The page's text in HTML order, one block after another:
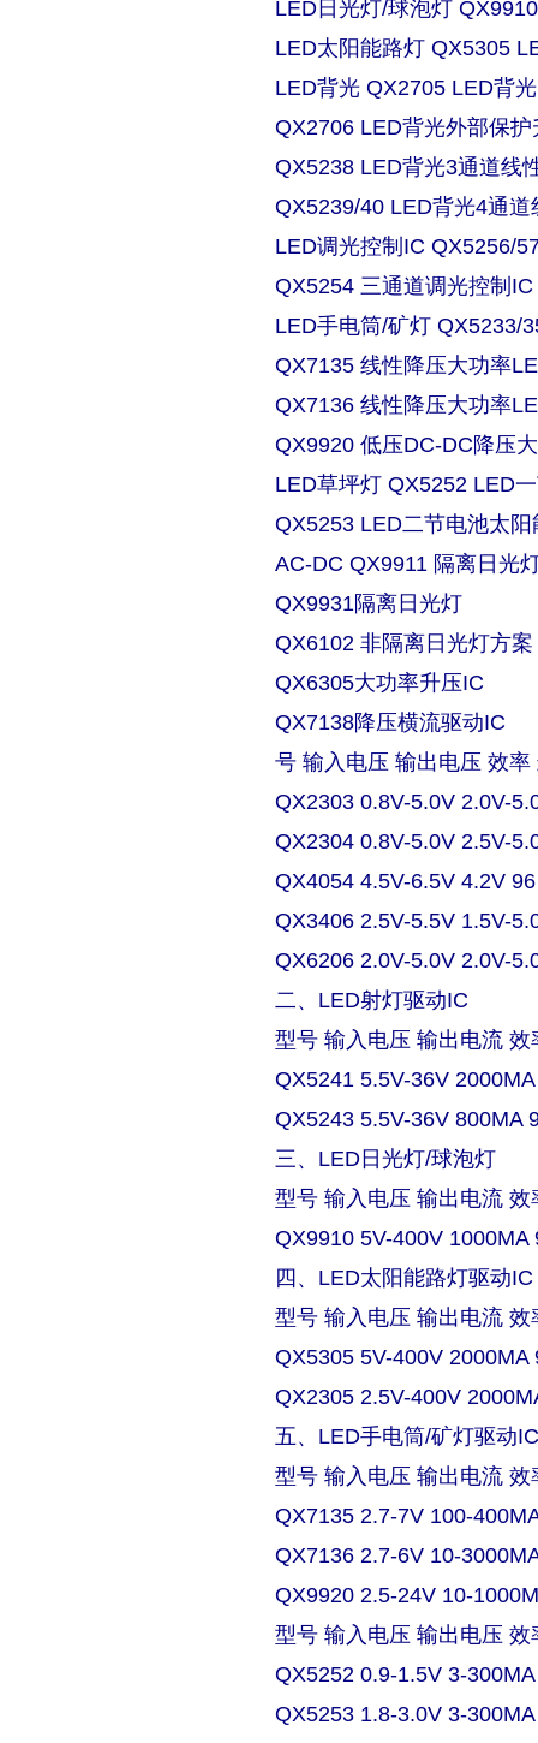
LED日光灯/球泡灯
LED太阳能路灯 QX5305
LED背光 QX2705 LED背
QX2706 LED背光外部保
QX5238 LED背光3通道线
QX5239/40 LED背光4通
LED调光控制IC QX5256/
QX5254 三通道调光控制
LED手电筒/矿灯 QX5233/
QX7135 线性降压大功率
QX7136 线性降压大功率
QX9920 低压DC-DC降压
LED草坪灯 QX5252 LED
QX5253 LED二节电池太
AC-DC QX9911 隔离日光
QX9931隔离日光灯
QX6102 非隔离日光灯方案
QX6305大功率升压IC
QX7138降压横流驱动IC
号 输入电压 输出电压 效率
QX2303 0.8V-5.0V 2.0V-
QX2304 0.8V-5.0V 2.5V-
QX4054 4.5V-6.5V 4.2V
QX3406 2.5V-5.5V 1.5V-
QX6206 2.0V-5.0V 2.0V-
二、LED射灯驱动IC
型号 输入电压 输出电流 效
QX5241 5.5V-36V
QX5243 5.5V-36V 800MA
三、LED日光灯/球泡灯
型号 输入电压 输出电流 效
QX9910 5V-400V 1000MA
四、LED太阳能路灯驱动IC
型号 输入电压 输出电流 效
QX5305 5V-400V 2000MA
QX2305 2.5V-400V
五、LED手电筒/矿灯驱动
型号 输入电压 输出电流 效
QX7135 2.7-7V 100-
QX7136 2.7-6V 10-
QX9920 2.5-24V 10-
型号 输入电压 输出电压 效
QX5252 0.9-1.5V 3-
QX5253 1.8-3.0V 3-